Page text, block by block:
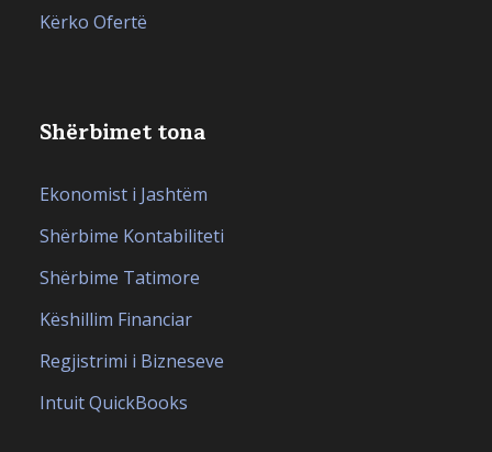
Kërko Ofertë
Shërbimet tona
Ekonomist i Jashtëm
Shërbime Kontabiliteti
Shërbime Tatimore
Këshillim Financiar
Regjistrimi i Bizneseve
Intuit QuickBooks